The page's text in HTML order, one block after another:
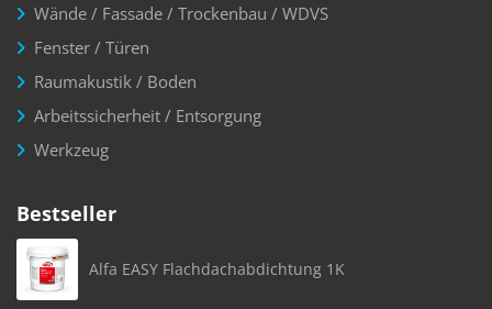
Wände / Fassade / Trockenbau / WDVS
Fenster / Türen
Raumakustik / Boden
Arbeitssicherheit / Entsorgung
Werkzeug
Bestseller
Alfa EASY Flachdachabdichtung 1K